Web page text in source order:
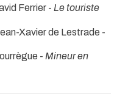
Ferrier - Le touriste
Xavier de Lestrade -
- Mineur en